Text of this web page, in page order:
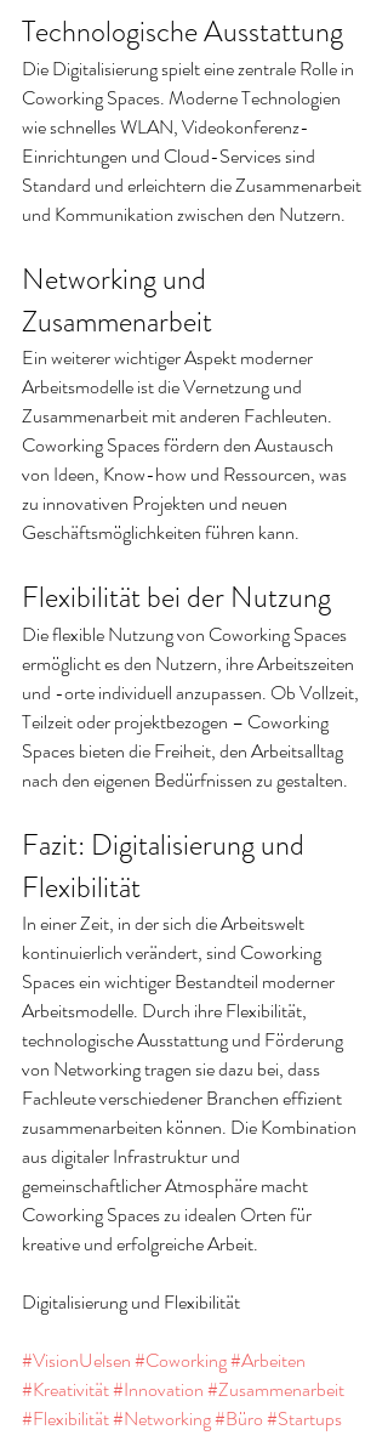
Technologische Ausstattung
Die Digitalisierung spielt eine zentrale Rolle in
Coworking Spaces. Moderne Technologien
wie schnelles WLAN, Videokonferenz-
Einrichtungen und Cloud-Services sind
Standard und erleichtern die Zusammenarbeit
und Kommunikation zwischen den Nutzern.
Networking und
Zusammenarbeit
Ein weiterer wichtiger Aspekt moderner
Arbeitsmodelle ist die Vernetzung und
Zusammenarbeit mit anderen Fachleuten.
Coworking Spaces fördern den Austausch
von Ideen, Know-how und Ressourcen, was
zu innovativen Projekten und neuen
Geschäftsmöglichkeiten führen kann.
Flexibilität bei der Nutzung
Die flexible Nutzung von Coworking Spaces
ermöglicht es den Nutzern, ihre Arbeitszeiten
und -orte individuell anzupassen. Ob Vollzeit,
Teilzeit oder projektbezogen – Coworking
Spaces bieten die Freiheit, den Arbeitsalltag
nach den eigenen Bedürfnissen zu gestalten.
Fazit: Digitalisierung und
Flexibilität
In einer Zeit, in der sich die Arbeitswelt
kontinuierlich verändert, sind Coworking
Spaces ein wichtiger Bestandteil moderner
Arbeitsmodelle. Durch ihre Flexibilität,
technologische Ausstattung und Förderung
von Networking tragen sie dazu bei, dass
Fachleute verschiedener Branchen effizient
zusammenarbeiten können. Die Kombination
aus digitaler Infrastruktur und
gemeinschaftlicher Atmosphäre macht
Coworking Spaces zu idealen Orten für
kreative und erfolgreiche Arbeit.
Digitalisierung und Flexibilität
#VisionUelsen#Coworking#Arbeiten
#Kreativität#Innovation#Zusammenarbeit
#Flexibilität#Networking#Büro#Startups